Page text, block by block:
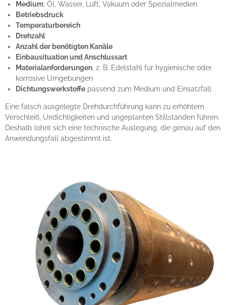
Medium: Öl, Wasser, Luft, Vakuum oder Spezialmedien
Betriebsdruck
Temperaturbereich
Drehzahl
Anzahl der benötigten Kanäle
Einbausituation und Anschlussart
Materialanforderungen, z. B. Edelstahl für hygienische oder
korrosive Umgebungen
Dichtungswerkstoffe passend zum Medium und Einsatzfall
Eine falsch ausgelegte Drehdurchführung kann zu erhöhtem
Verschleiß, Undichtigkeiten und ungeplanten Stillständen führen.
Deshalb lohnt sich eine technische Auslegung, die genau auf den
Anwendungsfall abgestimmt ist.